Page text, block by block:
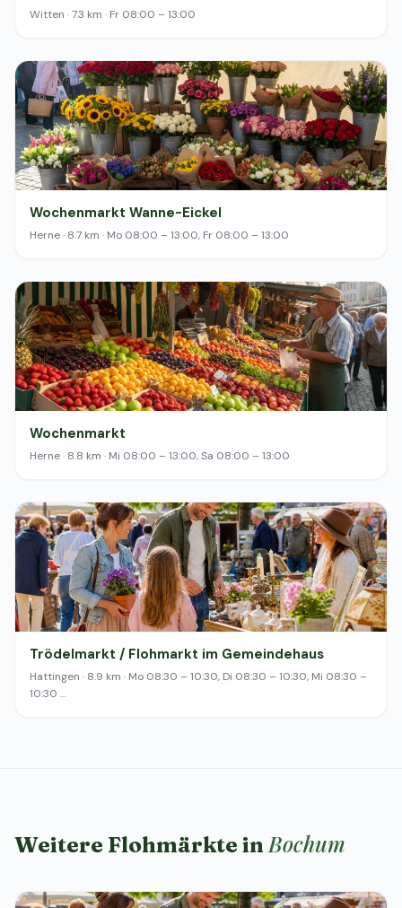
Witten · 7.3 km · Fr 08:00 – 13:00
Wochenmarkt Wanne-Eickel
Herne · 8.7 km · Mo 08:00 – 13:00, Fr 08:00 – 13:00
Wochenmarkt
Herne · 8.8 km · Mi 08:00 – 13:00, Sa 08:00 – 13:00
Trödelmarkt / Flohmarkt im Gemeindehaus
Hattingen · 8.9 km · Mo 08:30 – 10:30, Di 08:30 – 10:30, Mi 08:30 –
10:30 …
Weitere Flohmärkte inBochum